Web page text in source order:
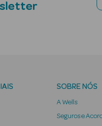
SOBRE NÓS
A Wells
Seguros e